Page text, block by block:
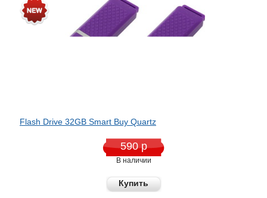
Flash Drive 32GB Smart Buy Quartz
590 р
В наличии
Купить